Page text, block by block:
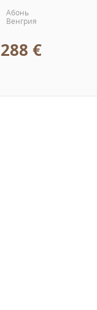
Абонь
Венгрия
€